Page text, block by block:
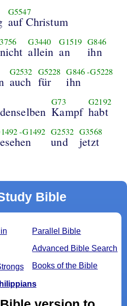
G5547
auf Christum
G3440
allein
G1519
an
G846
ihn
G2532
auch
G5228
für
G846-G5228
ihn
G73
Kampf
G2192
habt
-G1492 G2532
und
G3568
jetzt
Bible
Parallel Bible
Advanced Bible Search
Books of the Bible